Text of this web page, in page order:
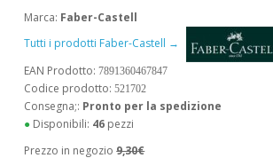
Marca: Faber-Castell
Tutti i prodotti Faber-Castell →
EAN Prodotto:7891360467847
Codice prodotto:521702
Consegna;: Pronto per la spedizione
● Disponibili: 46 pezzi
Prezzo in negozio9,30€